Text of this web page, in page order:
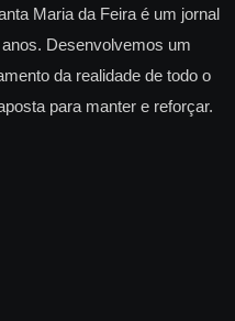
Maria da Feira é um jornal
Desenvolvemos um
da realidade de todo o
para manter e reforçar.